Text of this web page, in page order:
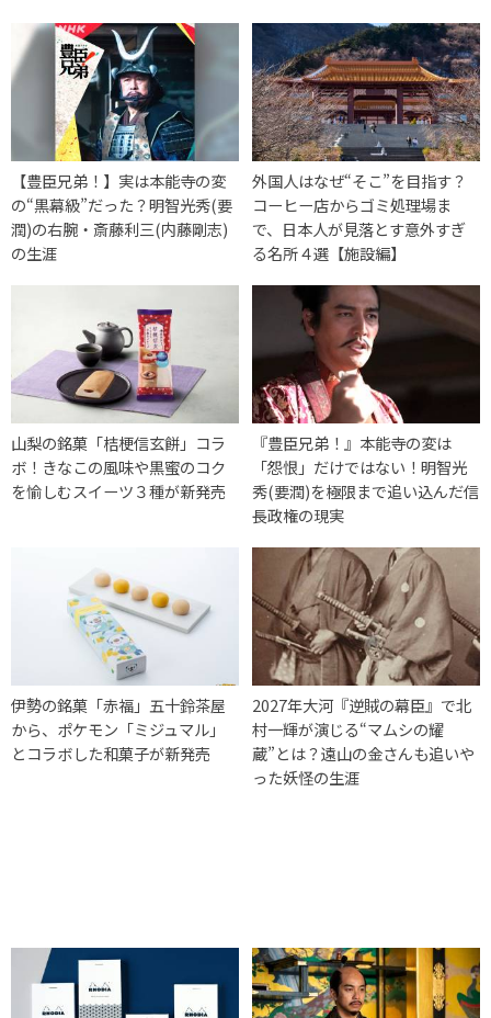
【豊臣兄弟！】実は本能寺の変
の“黒幕級”だった？明智光秀(要
潤)の右腕・斎藤利三(内藤剛志)
の生涯
外国人はなぜ“そこ”を目指す？
コーヒー店からゴミ処理場ま
で、日本人が見落とす意外すぎ
る名所４選【施設編】
山梨の銘菓「桔梗信玄餅」コラ
ボ！きなこの風味や黒蜜のコク
を愉しむスイーツ３種が新発売
『豊臣兄弟！』本能寺の変は
「怨恨」だけではない！明智光
秀(要潤)を極限まで追い込んだ信
長政権の現実
伊勢の銘菓「赤福」五十鈴茶屋
から、ポケモン「ミジュマル」
とコラボした和菓子が新発売
2027年大河『逆賊の幕臣』で北
村一輝が演じる“マムシの耀
蔵”とは？遠山の金さんも追いや
った妖怪の生涯